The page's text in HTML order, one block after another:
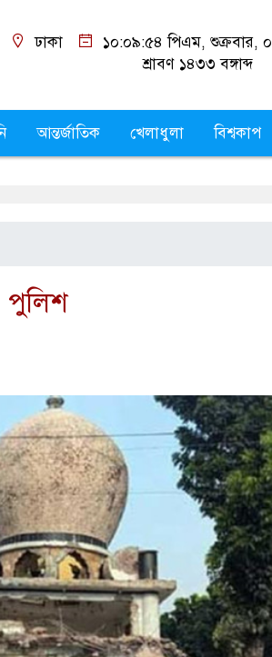
ঢাকা ১০:০৯:৫৫ পিএম, শুক্রবার,
শ্রাবণ ১৪৩৩ বঙ্গাব্দ
আন্তর্জাতিক খেলাধুলা বিশ্বকাপ
পুলিশ